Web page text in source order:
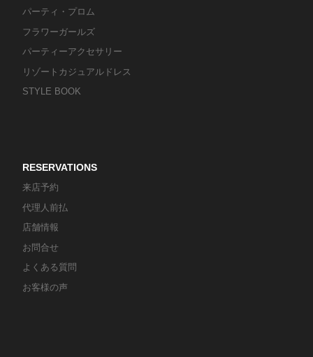
パーティ・プロム
フラワーガールズ
パーティーアクセサリー
リゾートカジュアルドレス
STYLE BOOK
RESERVATIONS
来店予約
代理人前払
店舗情報
お問合せ
よくある質問
お客様の声